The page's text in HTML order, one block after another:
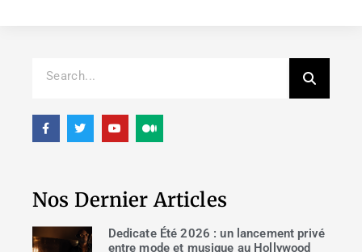
Nos Dernier Articles
Dedicate Été 2026 : un lancement privé
entre mode et musique au Hollywood